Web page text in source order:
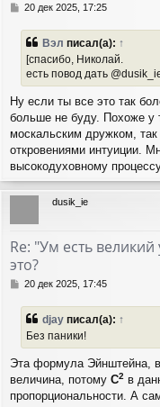
С
о
н
и
е
20 дек 2025, 17:25
Вэл писал(а): ↑
[спасибо, Николай.
есть повод дать
Ну если ты все это так
больше не буду. Похоже у
москальским дружком,
откровениями интуиции.
высокодуховному
dusik_ie
Re: "Ум есть
это?
С
о
щ
е
н
и
е
20 дек 2025, 17:45
djay писал(а): ↑
Без паники!
Эта формула Эйнштейна,
величина, потому С2 в
пропорциональности. А